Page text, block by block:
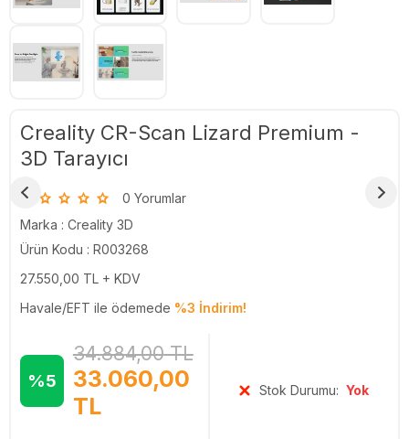
Creality CR-Scan Lizard Premium -
3D Tarayıcı
0 Yorumlar
Marka : Creality 3D
Ürün Kodu : R003268
27.550,00 TL + KDV
Havale/EFT ile ödemede %3 İndirim!
%5
33.060,00
TL
34.884,00TL
Stok Durumu:Yok